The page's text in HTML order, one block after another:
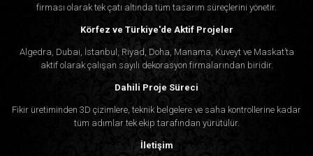
firması olarak tek çatı altında tüm tasarım süreçlerini yönetir.
Körfez ve Türkiye'de Aktif Projeler
Algedra, Dubai, İstanbul, Riyad, Doha, Manama, Kuveyt ve Maskat’ta
aktif olarak çalışan sayılı dekorasyon firmalarından biridir.
Dahili Proje Süreci
Fikir üretiminden 3D çizimlere, teknik belgelere ve saha kontrollerine kadar
tüm adımlar tek ekip tarafından yürütülür.
İletişim